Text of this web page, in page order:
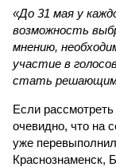
«До 31 мая у
возможность
мнению,
участие в
стать
Если
очевидно, что на
уже
Краснознаменск,